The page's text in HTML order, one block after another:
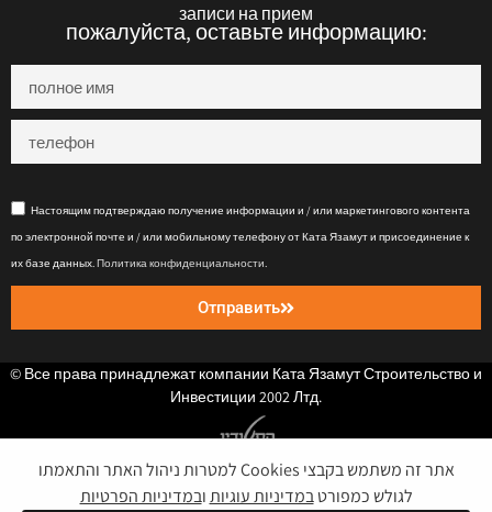
записи на прием
пожалуйста, оставьте информацию:
Настоящим подтверждаю получение информации и / или маркетингового контента
по электронной почте и / или мобильному телефону от Ката Язамут и присоединение к
их базе данных.Политика конфиденциальности.
Отправить
© Все права принадлежат компании Ката Язамут Строительство и
Инвестиции 2002 Лтд.
Политика конфиденциальностиאתר זה משתמש בקבצי Cookies למטרות ניהול האתר והתאמתו
לגולש כמפורטבמדיניות עוגיותובמדיניות הפרטיות